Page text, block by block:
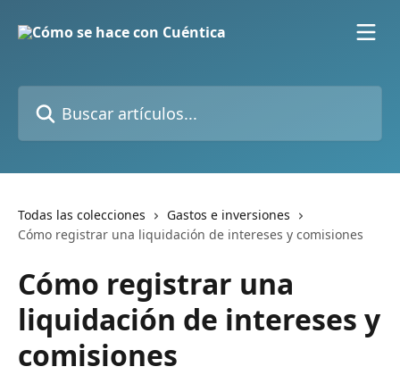
Todas las colecciones
Gastos e inversiones
Cómo registrar una liquidación de intereses y comisiones
Cómo registrar una
liquidación de intereses y
comisiones